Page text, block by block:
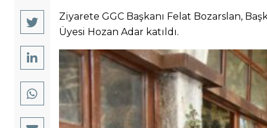
Ziyarete GGC Başkanı Felat Bozarslan,
Üyesi Hozan Adar katıldı.